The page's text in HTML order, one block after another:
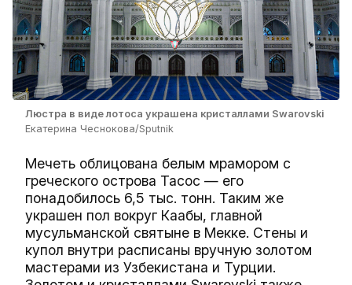
Люстра в виде лотоса украшена кристаллами Swarovski
Екатерина Чеснокова/Sputnik
Мечеть облицована белым мрамором с
греческого острова Тасос — его
понадобилось 6,5 тыс. тонн. Таким же
украшен пол вокруг Каабы, главной
мусульманской святыне в Мекке. Стены и
купол внутри расписаны вручную золотом
мастерами из Узбекистана и Турции.